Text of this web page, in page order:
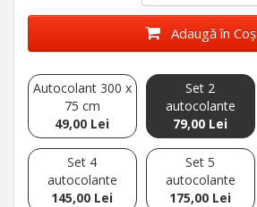
Adaugă în Coş
Autocolant 300 x
75 cm
49,00 Lei
Set 2
autocolante
79,00 Lei
Set 4
autocolante
145,00 Lei
Set 5
autocolante
175,00 Lei